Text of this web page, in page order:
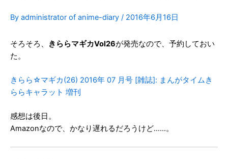
By administrator of anime-diary / 2016年6月16日
そろそろ、 きららマギカVol26が発売なので、予約しておい
た。
きらら☆マギカ(26) 2016年 07 月号 [雑誌]: まんがタイムき
ららキャラット 増刊
感想は後日。
Amazonなので、かなり遅れるだろうけど……。